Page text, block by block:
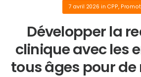
7 avril 2026 in CPP,
Développer la
clinique avec les
tous âges pour